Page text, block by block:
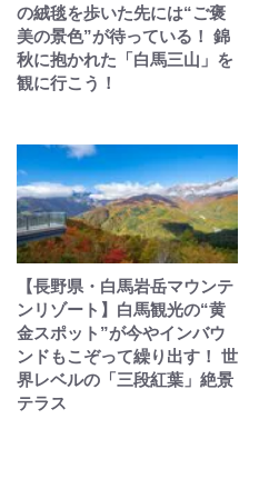
の絨毯を歩いた先には“ご褒
美の景色”が待っている！ 錦
秋に抱かれた「白馬三山」を
観に行こう！
【長野県・白馬岩岳マウンテ
ンリゾート】白馬観光の“黄
金スポット”が今やインバウ
ンドもこぞって繰り出す！ 世
界レベルの「三段紅葉」絶景
テラス